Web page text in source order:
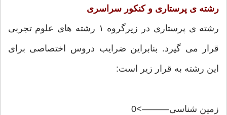
رشته ی پرستاری و کنکور سراسری
رشته ی پرستاری در زیرگروه ۱ رشته های علوم تجربی
قرار می گیرد. بنابراین ضرایب دروس اختصاصی برای
این رشته به قرار زیر است:
زمین شناسی———>0